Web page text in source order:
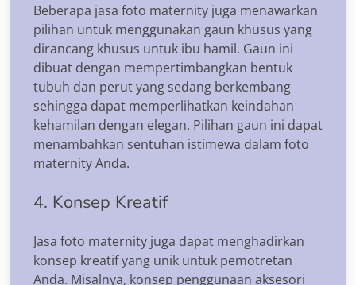
Beberapa jasa foto maternity juga menawarkan
pilihan untuk menggunakan gaun khusus yang
dirancang khusus untuk ibu hamil. Gaun ini
dibuat dengan mempertimbangkan bentuk
tubuh dan perut yang sedang berkembang
sehingga dapat memperlihatkan keindahan
kehamilan dengan elegan. Pilihan gaun ini dapat
menambahkan sentuhan istimewa dalam foto
maternity Anda.
4. Konsep Kreatif
Jasa foto maternity juga dapat menghadirkan
konsep kreatif yang unik untuk pemotretan
Anda. Misalnya, konsep penggunaan aksesori